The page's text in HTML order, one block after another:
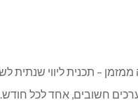
– תכנית ליווי שנתית
כוללת הדרכה של ההורים כיצד להעביר לילדים- באופן חוויתי – 12 ערכים